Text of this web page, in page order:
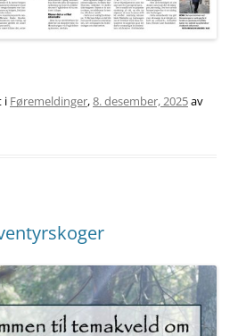
i Føremeldinger,8. desember, 2025av